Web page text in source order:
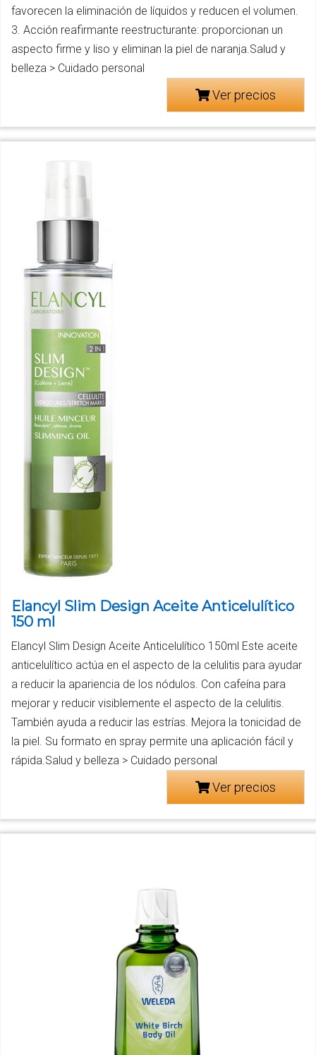
favorecen la eliminación de líquidos y reducen el volumen.
3. Acción reafirmante reestructurante: proporcionan un
aspecto firme y liso y eliminan la piel de naranja.Salud y
belleza > Cuidado personal
Ver precios
Elancyl Slim Design Aceite Anticelulítico
150 ml
Elancyl Slim Design Aceite Anticelulítico 150ml Este aceite
anticelulítico actúa en el aspecto de la celulitis para ayudar
a reducir la apariencia de los nódulos. Con cafeína para
mejorar y reducir visiblemente el aspecto de la celulitis.
También ayuda a reducir las estrías. Mejora la tonicidad de
la piel. Su formato en spray permite una aplicación fácil y
rápida.Salud y belleza > Cuidado personal
Ver precios